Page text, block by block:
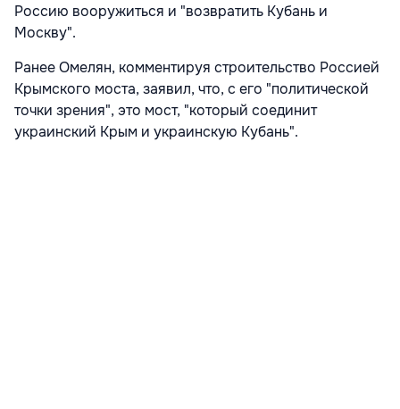
Россию вооружиться и "возвратить Кубань и
Москву".
Ранее Омелян, комментируя строительство Россией
Крымского моста, заявил, что, с его "политической
точки зрения", это мост, "который соединит
украинский Крым и украинскую Кубань".